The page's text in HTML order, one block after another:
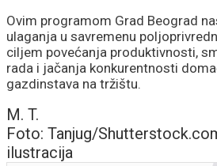
Ovim programom Grad Beograd
ulaganja u savremenu
ciljem povećanja produktivnosti,
rada i jačanja konkurentnosti
gazdinstava na tržištu.
M. T.
Foto: Tanjug/
ilustracija